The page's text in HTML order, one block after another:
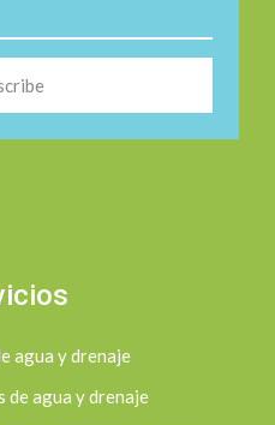
agua y drenaje
de agua y drenaje